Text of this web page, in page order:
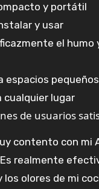
y portátil
y usar
el humo
espacios
cualquier lugar
de usuarios
contento con mi
Es realmente
los olores de mi